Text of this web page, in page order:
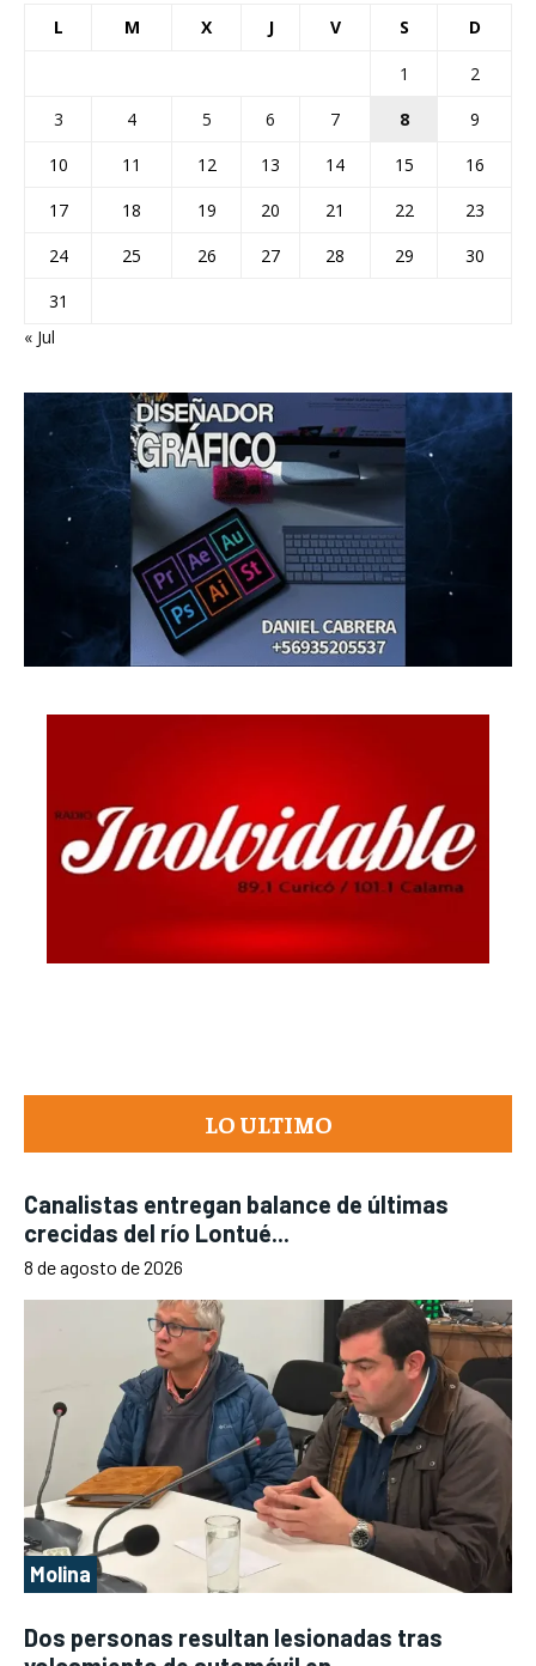
L M X J V S D
1
2
3
4 5 6 7 8
9
10
11 12 13 14 15
16
17
18 19 20 21 22
23
24
25 26 27 28 29
30
31
« Jul
LO ULTIMO
Canalistas entregan balance de últimas
crecidas del río Lontué...
8 de agosto de 2026
Molina
Dos personas resultan lesionadas tras